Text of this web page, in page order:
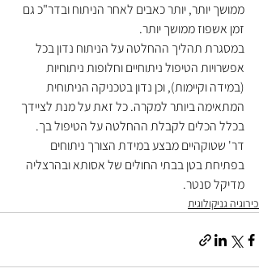
ממושך יותר, יותר כאבים לאחר הניתוח ובדר"כ גם
זמן אשפוז ממושך יותר.
במסגרת תהליך ההחלטה על הניתוח נדון בכל
אפשרויות הטיפול ניתוחיים וחלופות ניתוחיות
(במידה וקיימות), וכן נדון בטכניקה הניתוחית
המתאימה ביותר למקרה. כל זאת על מנת לציידך
בכלל הכלים לקבלת ההחלטה על הטיפול בך.
דר' שטוקהיים מבצע במידת הצורך ניתוחים
בפתיחת בטן בבתי החולים של אסותא ובהרצליה
מדיקל סנטר.
כירוגיה גניקולוגית